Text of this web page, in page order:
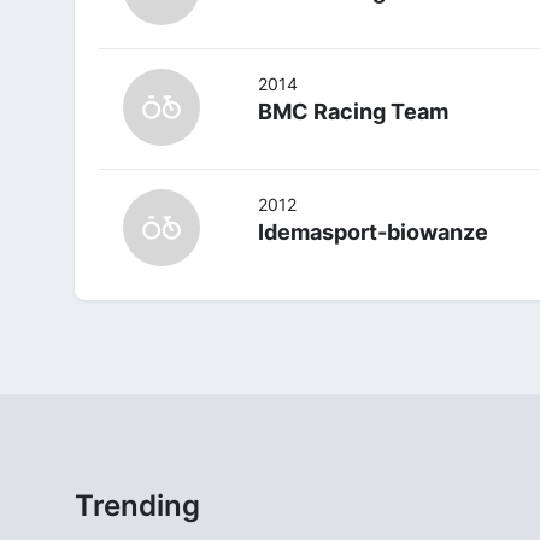
2014
BMC Racing Team
2012
Idemasport-biowanze
Trending